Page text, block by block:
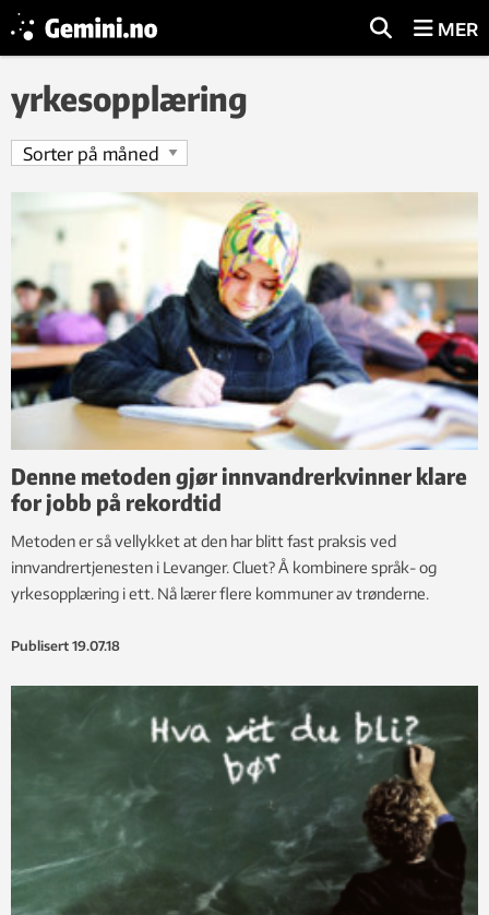
MER
yrkesopplæring
Denne metoden gjør innvandrerkvinner klare
for jobb på rekordtid
Metoden er så vellykket at den har blitt fast praksis ved
innvandrertjenesten i Levanger. Cluet? Å kombinere språk- og
yrkesopplæring i ett. Nå lærer flere kommuner av trønderne.
Publisert 19.07.18